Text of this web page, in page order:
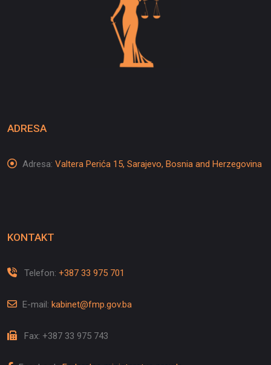
ADRESA
Adresa: Valtera Perića 15, Sarajevo, Bosnia and Herzegovina
KONTAKT
Telefon: +387 33 975 701
E-mail: kabinet@fmp.gov.ba
Fax: +387 33 975 743